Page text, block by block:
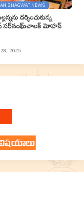
BHAGWAT NEWS
దర్శించుకున్న
సర్‌సంఘ్‌చాలక్ మోహన్
2025